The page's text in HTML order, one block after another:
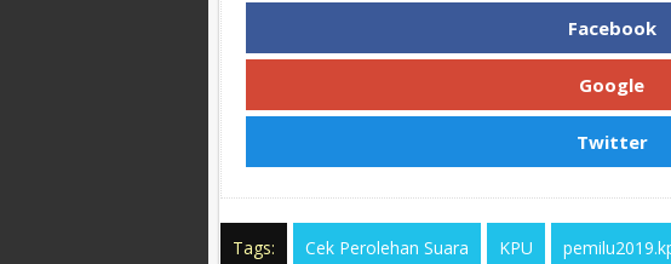
Facebook
Google
Twitter
Tags: Cek Perolehan Suara KPU